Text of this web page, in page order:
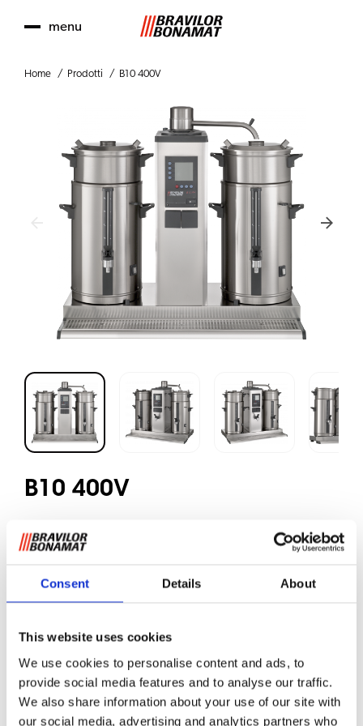
Consent Details About
This website uses cookies
We use cookies to personalise content and ads, to
provide social media features and to analyse our traffic.
We also share information about your use of our site with
our social media, advertising and analytics partners who
menu
Home Prodotti B10 400V
B10 400V
Modello con 1 sistema di infusione e 2 contenitori da
Macchine con filtro circolare per luoghi con allaccio
idrico. Prepara grandi quantità di caffè in contenitori
separati. Dotate di display digitale, contatore totale e
giornaliero, sistema di decalcificazione, segnale di caffè
pronto, timer incorporato e scorte di sicurezza ottimali.